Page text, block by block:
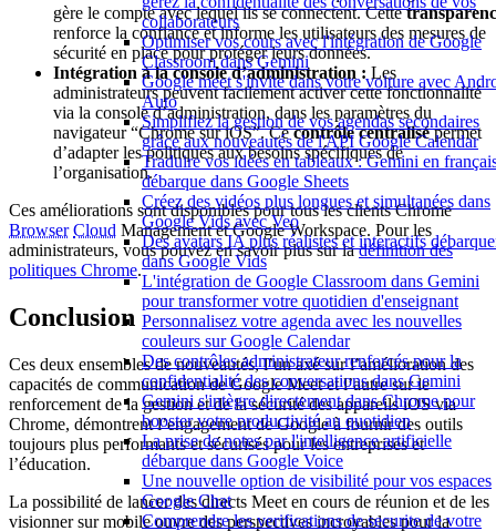
collaborateurs
Optimiser vos cours avec l'intégration de Google
Classroom dans Gemini
Google meet s'invite dans votre voiture avec
Auto
Simplifiez la gestion de vos agendas secondaires
grâce aux nouveautés de l'API Google Calendar
Traduire vos idées en tableaux : Gemini en
débarque dans Google Sheets
Créez des vidéos plus longues et simultanées dans
Google Vids avec Veo
Des avatars IA plus réalistes et interactifs
dans Google Vids
L'intégration de Google Classroom dans Gemini
pour transformer votre quotidien d'enseignant
Personnalisez votre agenda avec les nouvelles
couleurs sur Google Calendar
Des contrôles administrateur renforcés pour la
confidentialité des conversations dans Gemini
Gemini s'intègre directement dans Chrome pour
booster votre productivité au quotidien
La prise de notes par l'intelligence artificielle
débarque dans Google Voice
Une nouvelle option de visibilité pour vos espaces
Google Chat
Comprendre les verifications de securite de votre
gère le compte avec lequel ils se connectent. Cette
renforce la confiance et informe les utilisateurs des mesures de
sécurité en place pour protéger leurs données.
Intégration à la console d’administration : Les
administrateurs peuvent facilement activer cette fonctionnalité
via la console d’administration, dans les paramètres du
navigateur “Chrome sur iOS”. Cecontrôle centralisépermet
d’adapter les politiques aux besoins spécifiques de
l’organisation.
Ces améliorations sont disponibles pour tous les clients Chrome
Browser Cloud Management et Google Workspace. Pour les
administrateurs, vous pouvez en savoir plus sur ladéfinition des
politiques Chrome.
Conclusion
Ces deux ensembles de nouveautés, l’un axé sur l’amélioration des
capacités de communication de Google Meet et l’autre sur le
renforcement de la gestion et de la sécurité des appareils iOS via
Chrome, démontrent l’engagement de Google à fournir des outils
toujours plus performants et sécurisés pour les entreprises et
l’éducation.
La possibilité de lancer des directs Meet en cours de réunion et de les
visionner sur mobile ouvre des perspectives incroyables pour la